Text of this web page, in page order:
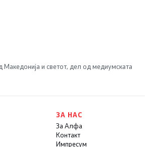
Македонија и светот, дел од медиумската
ЗА НАС
За Алфа
Контакт
Импресум